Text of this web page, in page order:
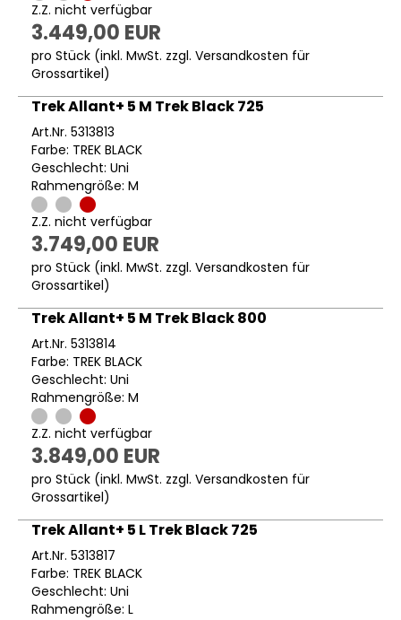
Z.Z. nicht verfügbar
3.449,00 EUR
pro Stück (inkl. MwSt. zzgl. Versandkosten für
Grossartikel)
Trek Allant+ 5 M Trek Black 725
Art.Nr. 5313813
Farbe: TREK BLACK
Geschlecht: Uni
Rahmengröße: M
Z.Z. nicht verfügbar
3.749,00 EUR
pro Stück (inkl. MwSt. zzgl. Versandkosten für
Grossartikel)
Trek Allant+ 5 M Trek Black 800
Art.Nr. 5313814
Farbe: TREK BLACK
Geschlecht: Uni
Rahmengröße: M
Z.Z. nicht verfügbar
3.849,00 EUR
pro Stück (inkl. MwSt. zzgl. Versandkosten für
Grossartikel)
Trek Allant+ 5 L Trek Black 725
Art.Nr. 5313817
Farbe: TREK BLACK
Geschlecht: Uni
Rahmengröße: L